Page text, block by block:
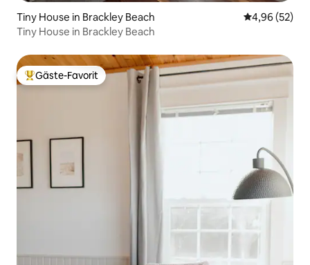
Tiny House in Brackley Beach
4,96 (52)
Tiny House in Brackley Beach
Beliebter Gäste-Favorit.
Gäste-Favorit